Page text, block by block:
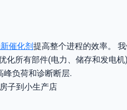
催化剂提高整个进程的效率。
所有部件(电力、储存和发电机)
峰负荷和诊断断层.
子到小生产店